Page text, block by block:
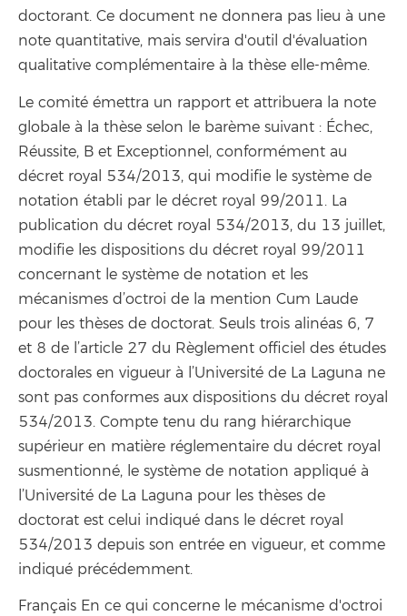
doctorant. Ce document ne donnera pas lieu à une
note quantitative, mais servira d'outil d'évaluation
qualitative complémentaire à la thèse elle-même.
Le comité émettra un rapport et attribuera la note
globale à la thèse selon le barème suivant : Échec,
Réussite, B et Exceptionnel, conformément au
décret royal 534/2013, qui modifie le système de
notation établi par le décret royal 99/2011. La
publication du décret royal 534/2013, du 13 juillet,
modifie les dispositions du décret royal 99/2011
concernant le système de notation et les
mécanismes d’octroi de la mention Cum Laude
pour les thèses de doctorat. Seuls trois alinéas 6, 7
et 8 de l’article 27 du Règlement officiel des études
doctorales en vigueur à l’Université de La Laguna ne
sont pas conformes aux dispositions du décret royal
534/2013. Compte tenu du rang hiérarchique
supérieur en matière réglementaire du décret royal
susmentionné, le système de notation appliqué à
l’Université de La Laguna pour les thèses de
doctorat est celui indiqué dans le décret royal
534/2013 depuis son entrée en vigueur, et comme
indiqué précédemment.
Français En ce qui concerne le mécanisme d'octroi